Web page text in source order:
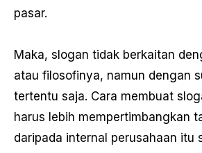
pasar.
Maka, slogan tidak berkaitan
atau filosofinya, namun dengan
tertentu saja. Cara membuat
harus lebih mempertimbangkan
daripada internal perusahaan itu